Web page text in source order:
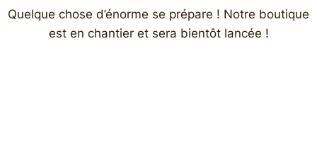
Quelque chose d’énorme se prépare ! Notre boutique
est en chantier et sera bientôt lancée !